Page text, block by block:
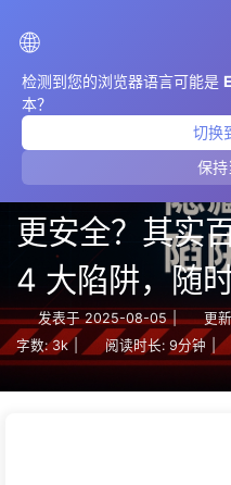
🌐
检测到您的浏览器语言可能是
本？
切换
保
【译】你以为
更安全？其实
4 大陷阱，随
亏一篑——慢慢
发表于 2025-08-05 | 更
字数: 3k 阅读时长: 9分钟 |